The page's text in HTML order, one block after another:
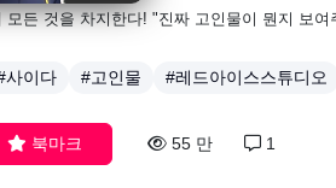
모든 것을 차지한다! "진짜 고인물이 뭔지 보여
사이다 #고인물 #레드아이스스튜디오
북마크 55 만 1